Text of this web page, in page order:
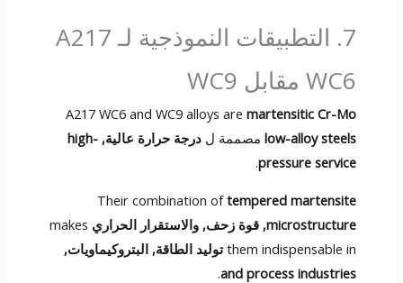
7. التطبيقات النموذجية لـ A217
WC6 مقابل WC9
A217 WC6 and WC9 alloys are martensitic Cr-Mo
low-alloy steelsمصممة ل درجة حرارة عالية, high-
pressure service
.
Their combination of tempered martensite
microstructure, قوة زحف, والاستقرار الحراري makes
them indispensable in توليد الطاقة, البتروكيماويات,
and process industries
.